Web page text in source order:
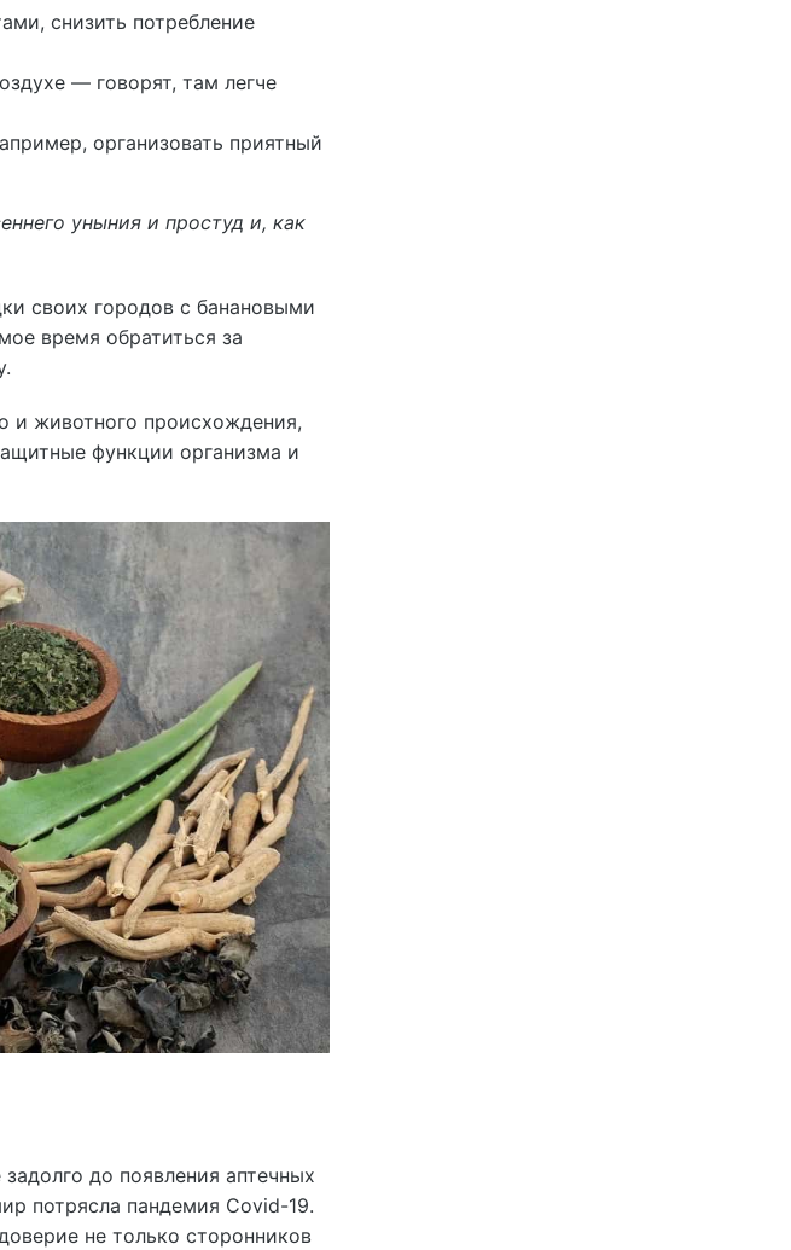
снизить потребление
— говорят, там легче
организовать приятный
уныния и простуд и, как
своих городов с банановыми
время обратиться за
и животного происхождения,
функции организма и
до появления аптечных
потрясла пандемия Covid-19.
не только сторонников